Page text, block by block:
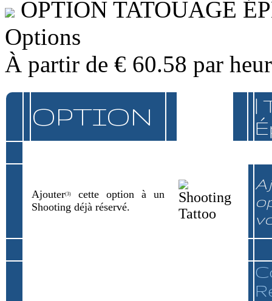
OPTION TATOUAGE
Options
À partir de € 60.58 par
OPTION
|
Ajouter(3)
cette option à un
Shooting déjà réservé.